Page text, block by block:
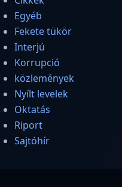
Egyéb
Fekete tükör
Interjú
Korrupció
közlemények
Nyílt levelek
Oktatás
Riport
Sajtóhír